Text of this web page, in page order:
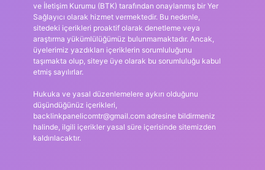
ve İletişim Kurumu (BTK) tarafından onaylanmış bir Yer
Sağlayıcı olarak hizmet vermektedir. Bu nedenle,
sitedeki içerikleri proaktif olarak denetleme veya
araştırma yükümlülüğümüz bulunmamaktadır. Ancak,
üyelerimiz yazdıkları içeriklerin sorumluluğunu
taşımakta olup, siteye üye olarak bu sorumluluğu kabul
etmiş sayılırlar.
Hukuka ve yasal düzenlemelere aykırı olduğunu
düşündüğünüz içerikleri,
backlinkpanelicomtr@gmail.comadresine bildirmeniz
halinde, ilgili içerikler yasal süre içerisinde sitemizden
kaldırılacaktır.